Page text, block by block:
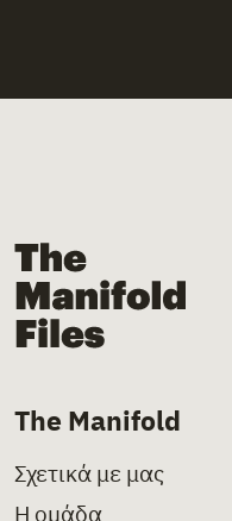
The Manifold Files
The Manifold
Σχετικά με μας
Η ομάδα